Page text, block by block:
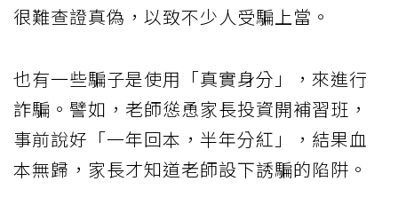
很難查證真偽，以致不少人受騙上當。
也有一些騙子是使用「真實身分」，來進行
詐騙。譬如，老師慫恿家長投資開補習班，
事前說好「一年回本，半年分紅」，結果血
本無歸，家長才知道老師設下誘騙的陷阱。